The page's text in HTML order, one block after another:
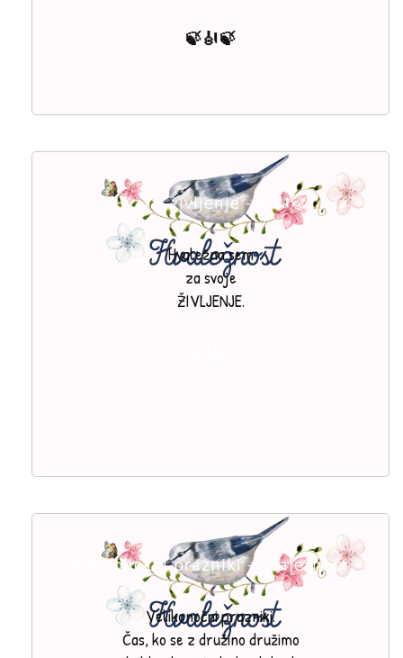
🍃🎻🍃
Hvala, življenje - 🍃🎻🍃
Hvaležna sem
za svoje
ŽIVLJENJE.
Velikonočni prazniki - hvaležnost
Velikonočni prazniki.
Čas, ko se z družino družimo